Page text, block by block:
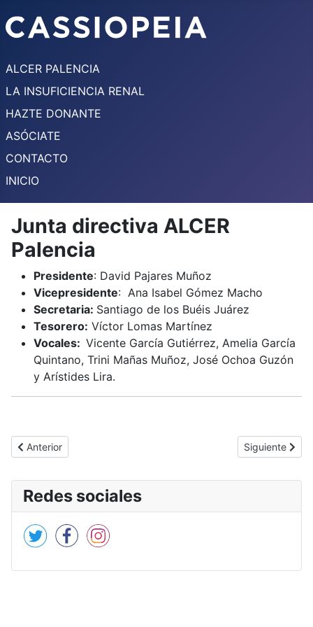
ALCER PALENCIA
LA INSUFICIENCIA RENAL
HAZTE DONANTE
ASÓCIATE
CONTACTO
INICIO
Junta directiva ALCER
Palencia
Presidente: David Pajares Muñoz
Vicepresidente: Ana Isabel Gómez Macho
Secretaria: Santiago de los Buéis Juárez
Tesorero: Víctor Lomas Martínez
Vocales: Vicente García Gutiérrez, Amelia García
Quintano, Trini Mañas Muñoz, José Ochoa Guzón
y Arístides Lira.
Artículo anterior: Nuestra história
Anterior Artículo
Siguiente
Redes sociales